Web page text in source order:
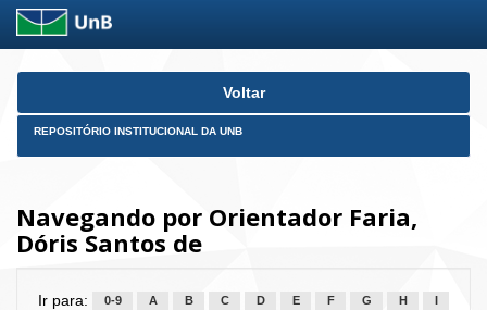
Skip
Voltar
REPOSITÓRIO INSTITUCIONAL DA UNB
Navegando por Orientador Faria,
Dóris Santos de
Ir para: 0-9 A B C D E F G H